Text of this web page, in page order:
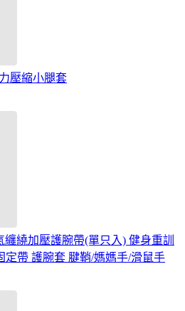
壓縮小腿套
繞加壓護腕帶(單只入) 健身重訓
定帶 護腕套 腱鞘/媽媽手/滑鼠手